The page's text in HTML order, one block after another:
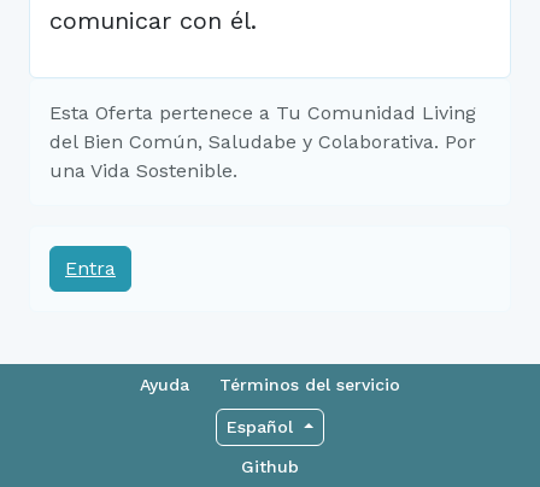
comunicar con él.
Esta Oferta pertenece a Tu Comunidad Living
del Bien Común, Saludabe y Colaborativa. Por
una Vida Sostenible.
Entra
Ayuda Términos del servicio
Español
Github